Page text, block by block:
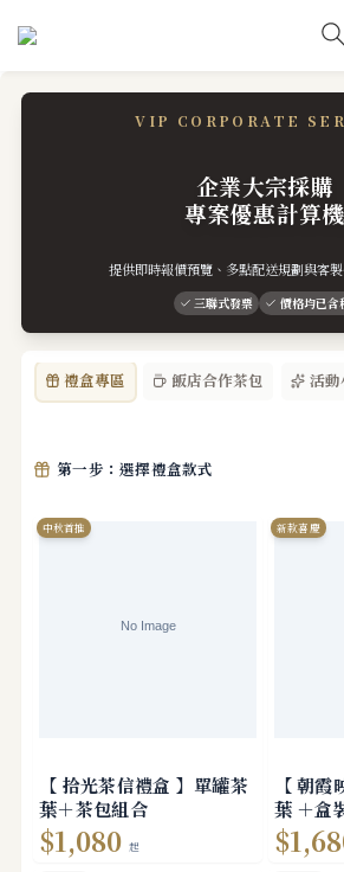
VIP CORPORATE
企業大宗採購
專案優惠計算機
提供即時報價預覽、多點配送規劃與客
三聯式發票 價格均已含
禮盒專區 飯店合作茶包 活動
第一步：選擇禮盒款式
中秋首推
【 拾光茶信禮盒 】單罐茶
葉＋茶包組合
$1,080 起
新款喜慶
【 朝
葉 ＋盒